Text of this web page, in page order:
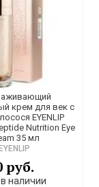
крем для век с
EYENLIP
Nutrition Eye
35 мл
руб.
наличии